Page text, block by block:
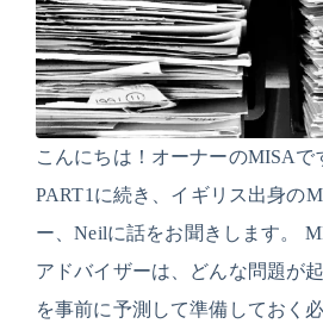
こんにちは！オーナーのMISAで
PART1に続き、イギリス出身の
ー、Neilに話をお聞きします。
アドバイザーは、どんな問題が
を事前に予測して準備しておく